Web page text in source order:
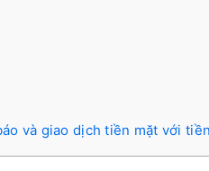
và giao dịch tiền mặt với